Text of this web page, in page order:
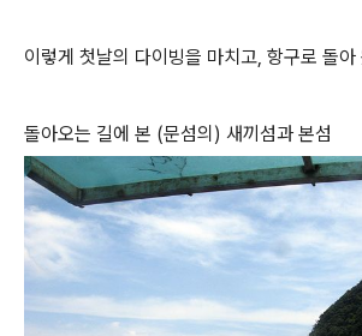
이렇게 첫날의 다이빙을 마치고, 항구로 돌아
돌아오는 길에 본 (문섬의) 새끼섬과 본섬